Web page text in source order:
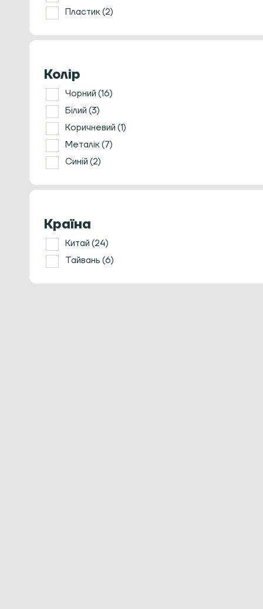
Розпушувачі/Розподільники
Ростери для кави
Ручні кавомолки
Термометри
Термостакани
Френч прес
Холдери та кошики
Чайна церемонія
Кавомашини
Пластик(2)
Колір
Чорний (16)
Білий (3)
Коричневий (1)
Металік(7)
Синій (2)
Країна
Китай (24)
Тайвань (6)